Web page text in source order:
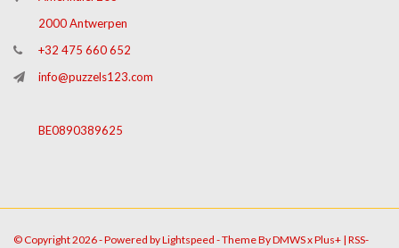
2000 Antwerpen
+32 475 660 652
info@puzzels123.com
BE0890389625
© Copyright 2026 - Powered byLightspeed - Theme ByDMWSxPlus+ | RSS-